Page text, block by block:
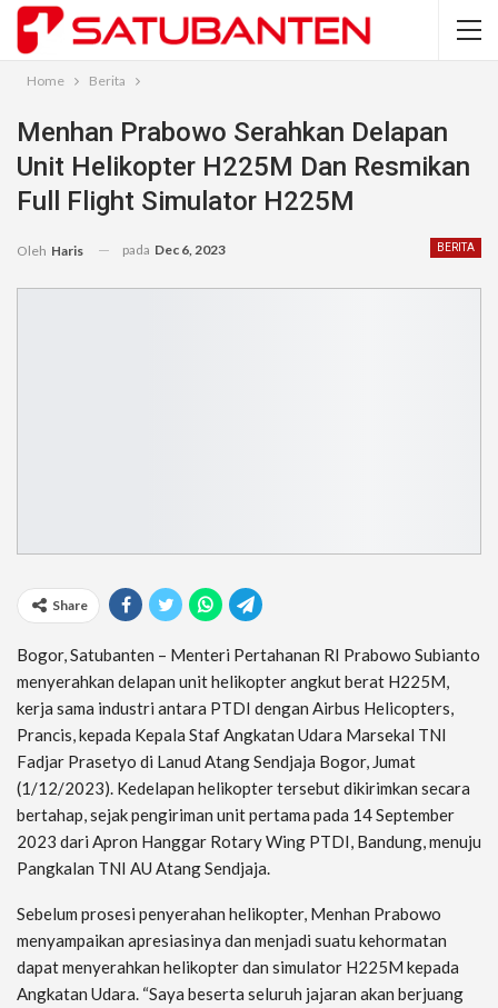
Home Berita
Menhan Prabowo Serahkan Delapan
Unit Helikopter H225M Dan Resmikan
Full Flight Simulator H225M
BERITA
Oleh Haris pada Dec 6, 2023
Share
Bogor, Satubanten – Menteri Pertahanan RI Prabowo Subianto
menyerahkan delapan unit helikopter angkut berat H225M,
kerja sama industri antara PTDI dengan Airbus Helicopters,
Prancis, kepada Kepala Staf Angkatan Udara Marsekal TNI
Fadjar Prasetyo di Lanud Atang Sendjaja Bogor, Jumat
(1/12/2023). Kedelapan helikopter tersebut dikirimkan secara
bertahap, sejak pengiriman unit pertama pada 14 September
2023 dari Apron Hanggar Rotary Wing PTDI, Bandung, menuju
Pangkalan TNI AU Atang Sendjaja.
Sebelum prosesi penyerahan helikopter, Menhan Prabowo
menyampaikan apresiasinya dan menjadi suatu kehormatan
dapat menyerahkan helikopter dan simulator H225M kepada
Angkatan Udara. “Saya beserta seluruh jajaran akan berjuang